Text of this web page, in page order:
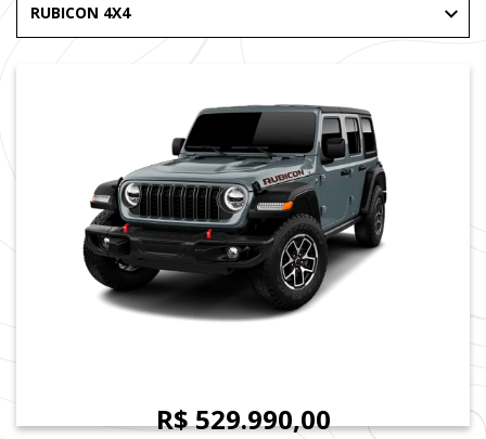
RUBICON 4X4
R$ 529.990,00